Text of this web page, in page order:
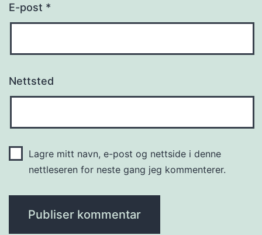
E-post *
Nettsted
Lagre mitt navn, e-post og nettside i denne
nettleseren for neste gang jeg kommenterer.